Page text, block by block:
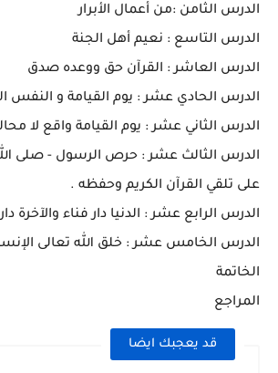
الدرس الثامن :من أعمال الأبرار
الدرس التاسع : نعيم أهل الجنة
الدرس العاشر : القرآن حق ووعده صدق
الدرس الحادي عشر : يوم القيامة و النفس
الدرس الثاني عشر : يوم القيامة واقع لا
الدرس الثالث عشر : حرص الرسول - صلى
على تلقي القرآن الكريم وحفظه .
الدرس الرابع عشر : الدنيا دار فناء والآخرة
الدرس الخامس عشر : خلق الله تعالى
الخاتمة
المراجع
قد يعجبك ايضا